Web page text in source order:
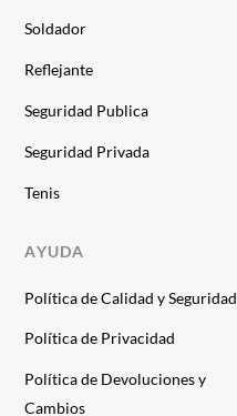
Soldador
Reflejante
Seguridad Publica
Seguridad Privada
Tenis
AYUDA
Política de Calidad y Seguridad
Política de Privacidad
Política de Devoluciones y
Cambios